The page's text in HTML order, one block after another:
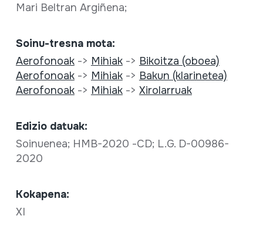
Mari Beltran Argiñena;
Soinu-tresna mota:
Aerofonoak-> Mihiak-> Bikoitza (oboea)
Aerofonoak-> Mihiak-> Bakun (klarinetea)
Aerofonoak-> Mihiak-> Xirolarruak
Edizio datuak:
Soinuenea; HMB-2020 -CD; L.G. D-00986-
2020
Kokapena:
XI